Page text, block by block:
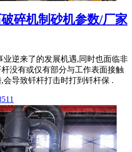
碎机制砂机参数/厂家
业逆来了的发展机遇,同时也面临非
没有或仅有部分与工作表面接触
会导致钎杆打击时打到钎杆保 .